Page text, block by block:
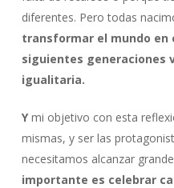
diferentes. Pero todas
transformar el mundo en
siguientes generaciones
igualitaria.
Ymi objetivo con esta
mismas, y ser las
necesitamos alcanzar
importante es celebrar